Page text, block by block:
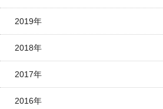
2019年
2018年
2017年
2016年